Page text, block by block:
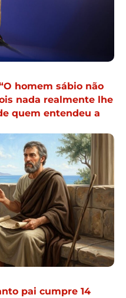
homem sábio não
nada realmente lhe
quem entendeu a
pai cumpre 14